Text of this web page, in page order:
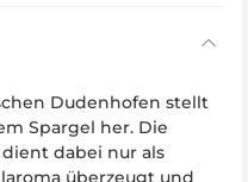
Dudenhofen stellt
Spargel her. Die
dabei nur als
überzeugt und